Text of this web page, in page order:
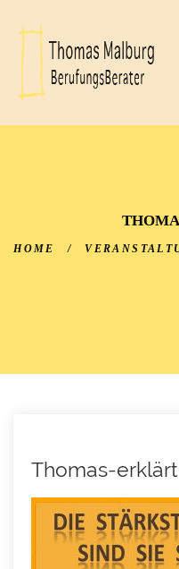
THOMAS
HOME /
Thomas-